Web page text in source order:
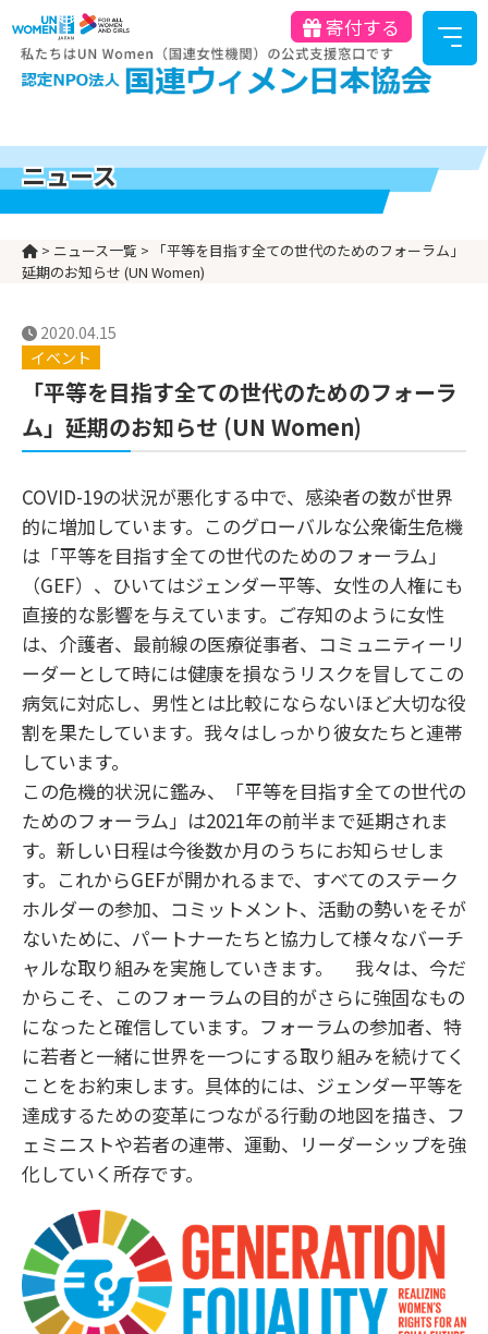
寄付する
ニュース
> ニュース一覧 >
「平等を目指す全ての世代のためのフォーラム」
延期のお知らせ (UN Women)
2020.04.15
イベント
「平等を目指す全ての世代のためのフォーラ
ム」延期のお知らせ (UN Women)
COVID-19の状況が悪化する中で、感染者の数が世界
的に増加しています。このグローバルな公衆衛生危機
は「平等を目指す全ての世代のためのフォーラム」
（GEF）、ひいてはジェンダー平等、女性の人権にも
直接的な影響を与えています。ご存知のように女性
は、介護者、最前線の医療従事者、コミュニティーリ
ーダーとして時には健康を損なうリスクを冒してこの
病気に対応し、男性とは比較にならないほど大切な役
割を果たしています。我々はしっかり彼女たちと連帯
しています。
この危機的状況に鑑み、「平等を目指す全ての世代の
ためのフォーラム」は2021年の前半まで延期されま
す。新しい日程は今後数か月のうちにお知らせしま
す。これからGEFが開かれるまで、すべてのステーク
ホルダーの参加、コミットメント、活動の勢いをそが
ないために、パートナーたちと協力して様々なバーチ
ャルな取り組みを実施していきます。 我々は、今だ
からこそ、このフォーラムの目的がさらに強固なもの
になったと確信しています。フォーラムの参加者、特
に若者と一緒に世界を一つにする取り組みを続けてく
ことをお約束します。具体的には、ジェンダー平等を
達成するための変革につながる行動の地図を描き、フ
ェミニストや若者の連帯、運動、リーダーシップを強
化していく所存です。